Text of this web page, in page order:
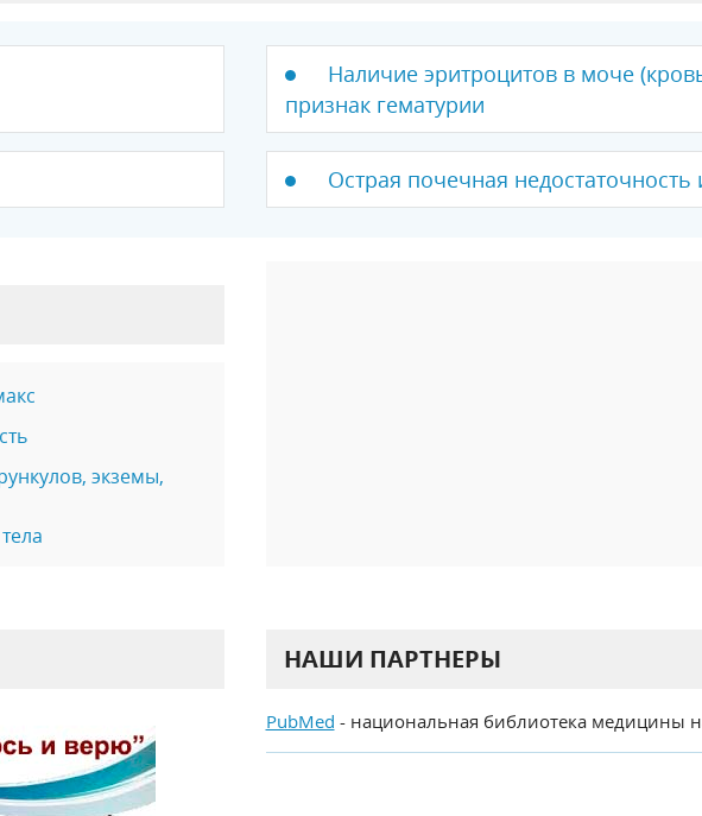
Наличие эритроцитов в моче
признак гематурии
Острая почечная недостаточность
экземы,
НАШИ ПАРТНЕРЫ
PubMed - национальная библиотека медицины